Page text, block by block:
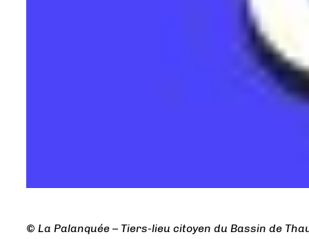
© La Palanquée – Tiers-lieu citoyen du Bassin de